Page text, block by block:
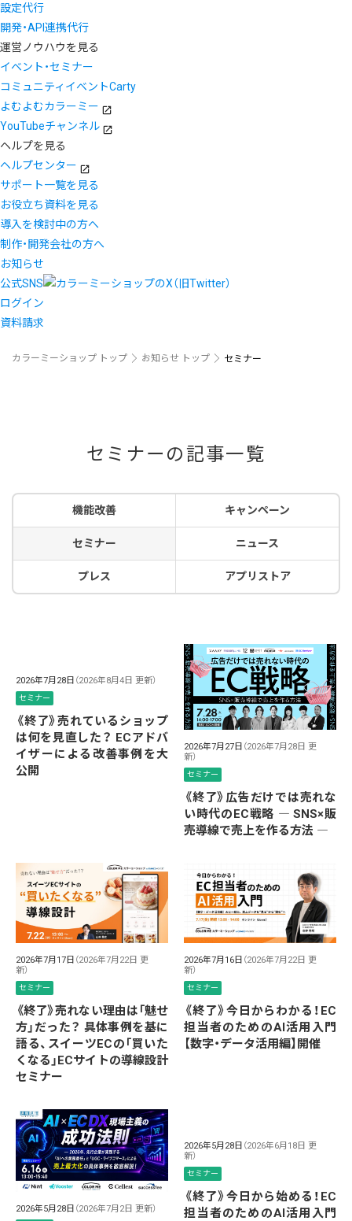
設定代行
開発・API連携代行
運営ノウハウを見る
イベント・セミナー
コミュニティイベントCarty
よむよむカラーミー
YouTubeチャンネル
ヘルプを見る
ヘルプセンター
サポート一覧を見る
お役立ち資料を見る
導入を検討中の方へ
制作・開発会社の方へ
お知らせ
公式SNS
ログイン
資料請求
カラーミーショップ トップ お知らせ トップ セミナー
セミナーの記事一覧
機能改善 キャンペーン
セミナー ニュース
プレス アプリストア
2026年7月28日 （2026年8月4日 更新）
セミナー
《終了》売れているショップ
は何を見直した？ ECアドバ
イザーによる改善事例を大
公開
2026年7月27日 （2026年7月28日 更
新）
セミナー
《終了》広告だけでは売れな
い時代のEC戦略 ― SNS×販
売導線で売上を作る方法 ―
2026年7月17日 （2026年7月22日 更
新）
セミナー
《終了》売れない理由は「魅せ
方」だった？ 具体事例を基に
語る、スイーツECの「買いた
くなる」ECサイトの導線設計
セミナー
2026年7月16日 （2026年7月22日 更
新）
セミナー
《終了》今日からわかる！EC
担当者のためのAI活用入門
【数字・データ活用編】開催
2026年5月28日 （2026年7月2日 更新）
2026年5月28日 （2026年6月18日 更
新）
セミナー
《終了》今日から始める！EC
担当者のためのAI活用入門